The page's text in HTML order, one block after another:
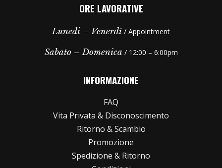
ORE LAVORATIVE
Lunedi – Venerdì / Appointment
Sabato – Domenica / 12:00 – 6:00pm
INFORMAZIONE
FAQ
Vita Privata & Disconoscimento
Ritorno & Scambio
Promozione
Spedizione & Ritorno